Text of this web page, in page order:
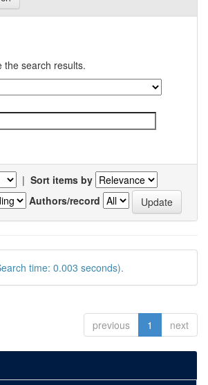
the search results.
| Sort items by
Authors/record
time: 0.003 seconds).
previous 1 next